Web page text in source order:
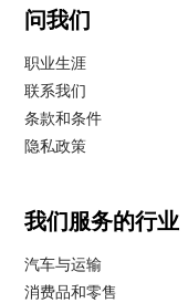
问我们
职业生涯
联系我们
条款和条件
隐私政策
我们服务的行业
汽车与运输
消费品和零售